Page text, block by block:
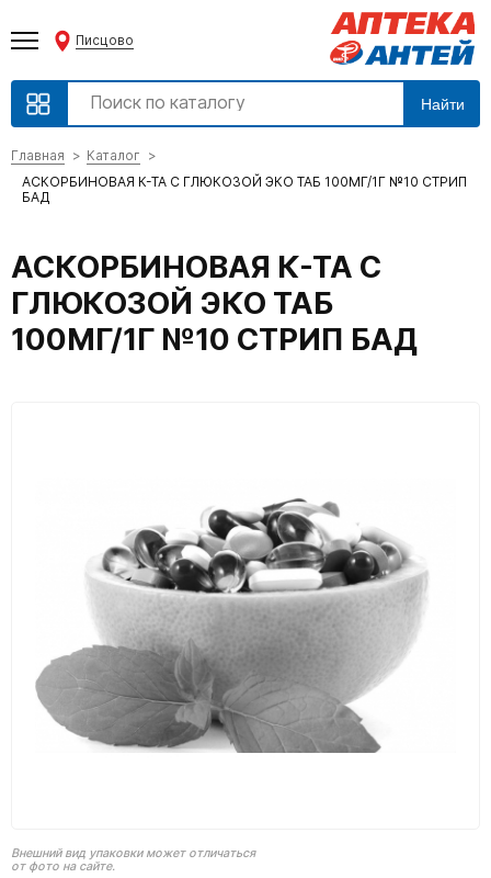
Писцово
Найти
Главная
Каталог
АСКОРБИНОВАЯ К-ТА С ГЛЮКОЗОЙ ЭКО ТАБ 100МГ/1Г №10 СТРИП
БАД
АСКОРБИНОВАЯ К-ТА С
ГЛЮКОЗОЙ ЭКО ТАБ
100МГ/1Г №10 СТРИП БАД
Внешний вид упаковки может отличаться
от фото на сайте.